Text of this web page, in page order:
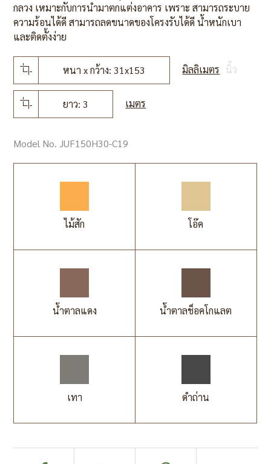
กลวง เหมาะกับการนำมาตกแต่งอาคาร เพราะ สามารถระบาย
ความร้อนได้ดี สามารถลดขนาดของโครงรับได้ดี น้ำหนักเบา
และติดตั้งง่าย
หนา x กว้าง: 31x153 มิลลิเมตร นิ้ว
ยาว: 3 เมตร
Model No. JUF150H30-C19
ไม้สัก โอ๊ค
น้ำตาลแดง น้ำตาลช็อคโกแลต
เทา ดำถ่าน